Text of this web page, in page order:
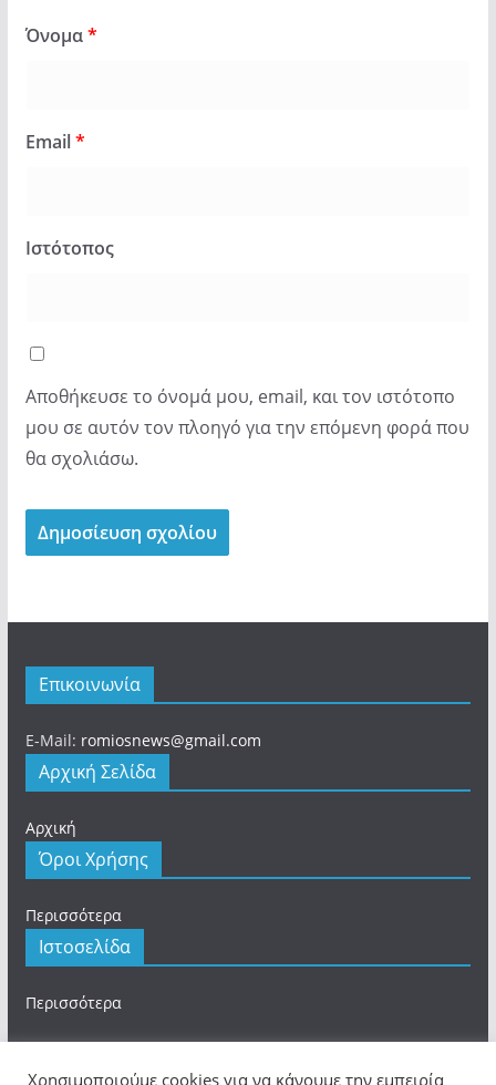
Όνομα*
Email*
Ιστότοπος
Αποθήκευσε το όνομά μου, email, και τον ιστότοπο
μου σε αυτόν τον πλοηγό για την επόμενη φορά που
θα σχολιάσω.
Επικοινωνία
E-Mail: romiosnews@gmail.com
Αρχική Σελίδα
Αρχική
Όροι Χρήσης
Περισσότερα
Ιστοσελίδα
Περισσότερα
Χρησιμοποιούμε cookies για να κάνουμε την εμπειρία